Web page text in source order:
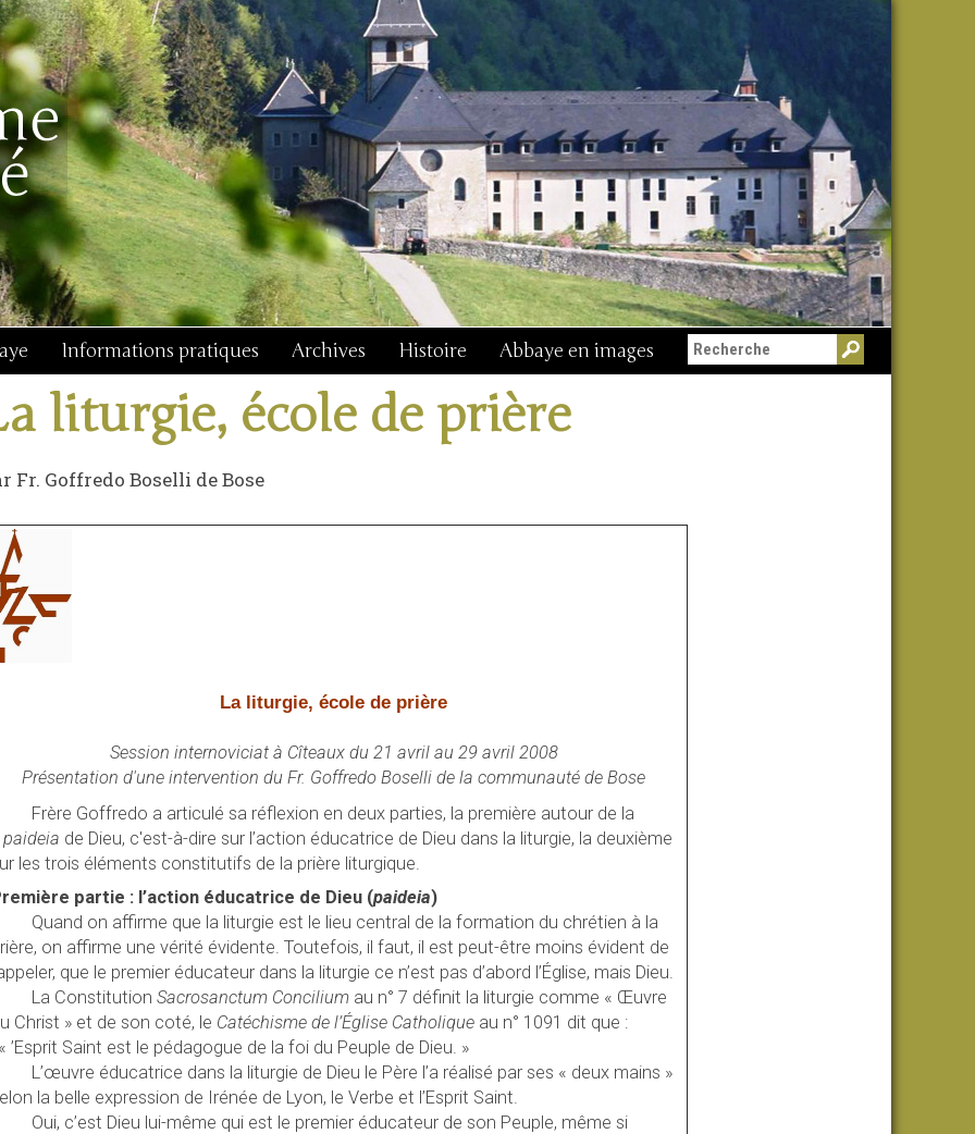
Informations pratiques Archives Histoire Abbaye en images Messe du 15 août
liturgie, école de prière
Fr. Goffredo Boselli de Bose
La liturgie, école de prière
Session internoviciat à Cîteaux du 21 avril au 29 avril 2008
Présentation d'une intervention du Fr. Goffredo Boselli de la communauté de Bose
Frère Goffredo a articulé sa réflexion en deux parties, la première autour de la
paideia de Dieu, c'est-à-dire sur l’action éducatrice de Dieu dans la liturgie, la deuxième
les trois éléments constitutifs de la prière liturgique.
partie : l’action éducatrice de Dieu (paideia)
Quand on affirme que la liturgie est le lieu central de la formation du chrétien à la
on affirme une vérité évidente. Toutefois, il faut, il est peut-être moins évident de
que le premier éducateur dans la liturgie ce n’est pas d’abord l’Église, mais Dieu.
La Constitution Sacrosanctum Conciliumau n° 7 définit la liturgie comme « Œuvre
Christ » et de son coté, le Catéchisme de l’Église Catholiqueau n° 1091 dit que :
’Esprit Saint est le pédagogue de la foi du Peuple de Dieu. »
L’œuvre éducatrice dans la liturgie de Dieu le Père l’a réalisé par ses « deux mains »
la belle expression de Irénée de Lyon, le Verbe et l’Esprit Saint.
Oui, c’est Dieu lui-même qui est le premier éducateur de son Peuple, même si